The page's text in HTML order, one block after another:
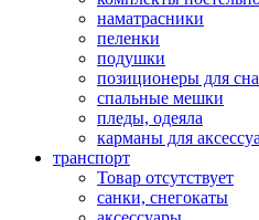
наматрасники
пеленки
подушки
позиционеры для сна
спальные мешки
пледы, одеяла
карманы для
транспорт
Товар отсутствует
санки, снегокаты